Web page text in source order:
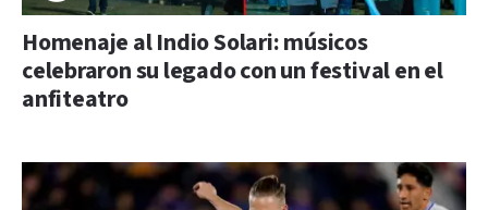
Homenaje al Indio Solari: músicos
celebraron su legado con un festival en el
anfiteatro